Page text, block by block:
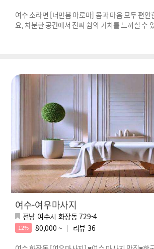
여수 소라면 [너만봄 아로마] 몸과 마음 모두 편안
요, 차분한 공간에서 진짜 쉼의 가치를 느끼실 수
여수-여우마사지
전남 여수시 화장동 729-4
12% 80,000 ~ 리뷰 36